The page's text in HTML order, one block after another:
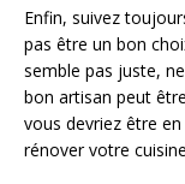
Enfin, suivez
pas être un bon
semble pas juste,
bon artisan peut
vous devriez être
rénover votre